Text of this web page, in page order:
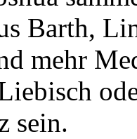
Barth,
mehr
sein.